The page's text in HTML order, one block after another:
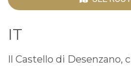
IT
Il Castello di Desenzano,